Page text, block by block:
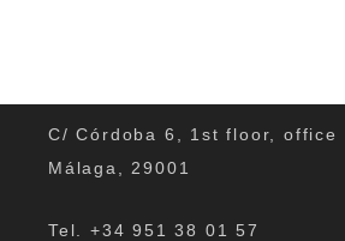
C/ Córdoba 6, 1st floor, office
Málaga, 29001
Tel. +34 951 38 01 57